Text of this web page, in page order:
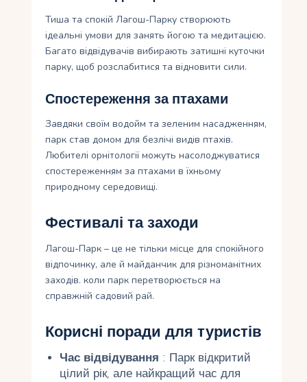
Тиша та спокій Лагош-Парку створюють
ідеальні умови для занять йогою та медитацією.
Багато відвідувачів вибирають затишні куточки
парку, щоб розслабитися та відновити сили.
Спостереження за птахами
Завдяки своїм водойм та зеленим насадженням,
парк став домом для безлічі видів птахів.
Любителі орнітології можуть насолоджуватися
спостереженням за птахами в їхньому
природному середовищі.
Фестивалі та заходи
Лагош-Парк – це не тільки місце для спокійного
відпочинку, але й майданчик для різноманітних
заходів. коли парк перетворюється на
справжній садовий рай.
Корисні поради для туристів
Час відвідування : Парк відкритий
цілий рік, але найкращий час для